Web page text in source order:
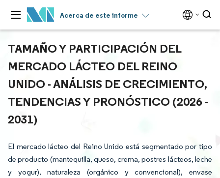
Acerca de este informe
TAMAÑO Y PARTICIPACIÓN DEL
MERCADO LÁCTEO DEL REINO
UNIDO - ANÁLISIS DE CRECIMIENTO,
TENDENCIAS Y PRONÓSTICO (2026 -
2031)
El mercado lácteo del Reino Unido está segmentado por tipo
de producto (mantequilla, queso, crema, postres lácteos, leche
y yogur), naturaleza (orgánico y convencional), envase